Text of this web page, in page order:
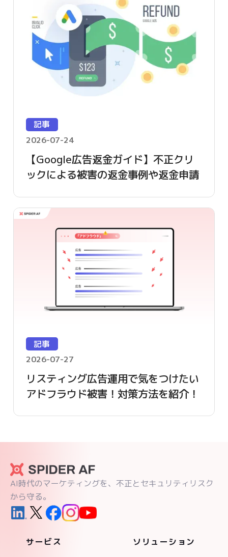
記事
2026-07-24
【Google広告返金ガイド】不正クリ
ックによる被害の返金事例や返金申請
記事
2026-07-27
リスティング広告運用で気をつけたい
アドフラウド被害！対策方法を紹介！
AI時代のマーケティングを、不正とセキュリティリスク
から守る。
サービス
ソリューション